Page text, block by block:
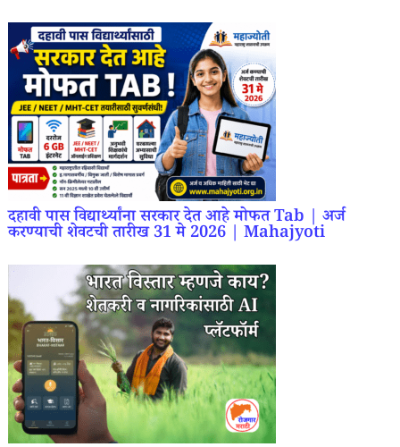
दहावी पास विद्यार्थ्यांना सरकार देत आहे मोफत Tab | अर्ज
करण्याची शेवटची तारीख 31 मे 2026 | Mahajyoti